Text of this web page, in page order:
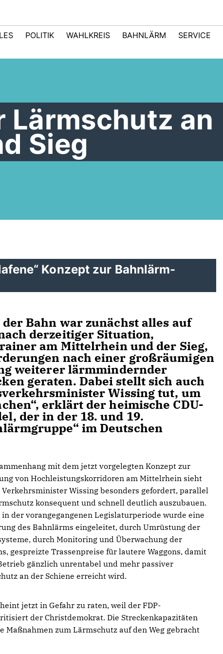
POLITIK WAHLKREIS BAHNLÄRM SERVICE
Lärmschutz an
Sieg
Konzept zur Bahnlärm-
Bahn war zunächst alles auf
derzeitiger Situation,
am Mittelrhein und der Sieg,
nach einer großräumigen
weiterer lärmmindernder
geraten. Dabei stellt sich auch
Wissing tut, um
erklärt der heimische CDU-
der in der 18. und 19.
im Deutschen
mit dem jetzt vorgelegten Konzept zur
von Hochleistungskorridoren am Mittelrhein sieht
Verkehrsminister Wissing besonders gefordert, parallel
konsequent und schnell deutlich auszubauen.
der vorangegangenen Legislaturperiode wurde eine
des Bahnlärms eingeleitet, durch Umrüstung der
durch Monitoring und Überwachung der
gespreizte Trassenpreise für lautere Waggons, damit
gänzlich unrentabel und mehr passiver
an der Schiene erreicht wird.
jetzt in Gefahr zu raten, weil der FDP-
der Christdemokrat. Die Streckenkapazitäten
zum Lärmschutz auf den Weg gebracht